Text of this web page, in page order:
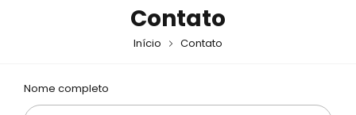
Contato
Início Contato
Nome completo